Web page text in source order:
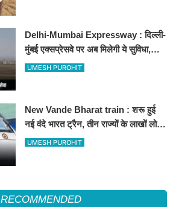
Delhi-Mumbai Expressway : दिल्ली-
मुंबई एक्सप्रेसवे पर अब मिलेगी ये सुविधा,
हेलीकॉप्टर सर्विस से तुरंत घायल पहुंचेगा
UMESH PUROHIT
New Vande Bharat train : शरू हुई
नई वंदे भारत ट्रैन, तीन राज्यों के लाखों लोगों
का सफर होगा आसान, देखें पूरा रूटमैप
UMESH PUROHIT
RECOMMENDED